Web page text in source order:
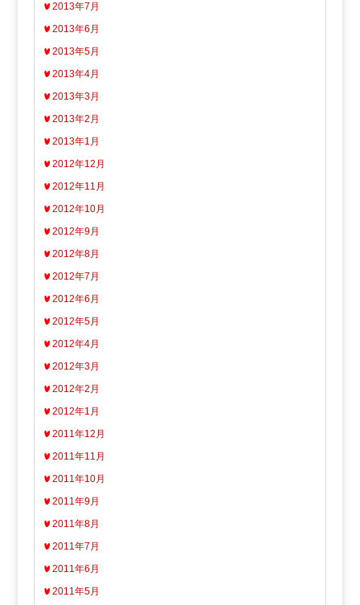
2013年7月
2013年6月
2013年5月
2013年4月
2013年3月
2013年2月
2013年1月
2012年12月
2012年11月
2012年10月
2012年9月
2012年8月
2012年7月
2012年6月
2012年5月
2012年4月
2012年3月
2012年2月
2012年1月
2011年12月
2011年11月
2011年10月
2011年9月
2011年8月
2011年7月
2011年6月
2011年5月